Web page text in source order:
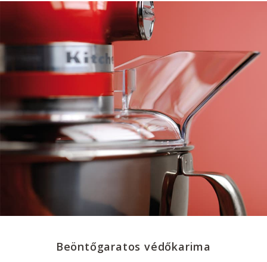
Beöntőgaratos védőkarima